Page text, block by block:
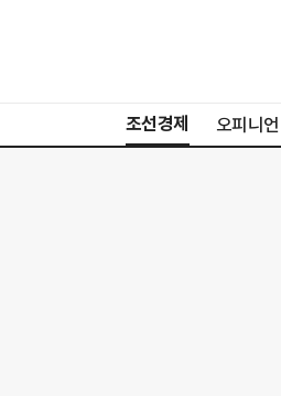
조선경제 오피니언